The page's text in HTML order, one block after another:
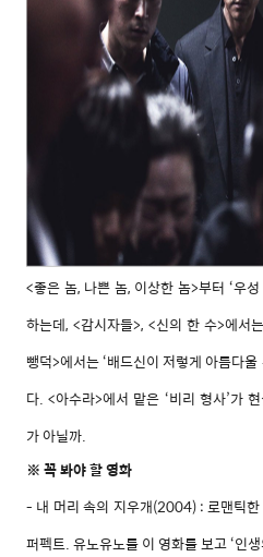
<좋은 놈, 나쁜 놈, 이상한 놈>부터 ‘우
하는데, <감시자들>, <신의 한 수>에서
뺑덕>에서는 ‘배드신이 저렇게 아름다
다. <아수라>에서 맡은 ‘비리 형사’가
가 아닐까.
※ 꼭 봐야 할 영화
- 내 머리 속의 지우개(2004) : 로맨틱
퍼펙트. 유노유노를 이 영화를 보고 ‘인